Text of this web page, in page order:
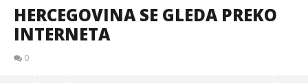
HERCEGOVINA SE GLEDA PREKO
INTERNETA
0